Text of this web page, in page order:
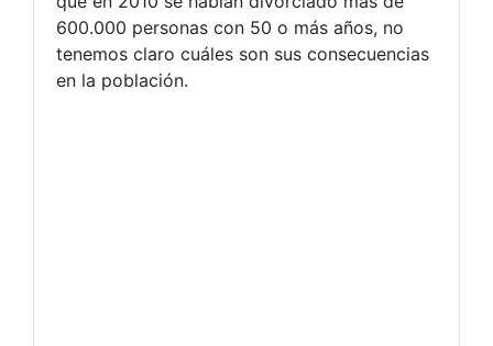
600.000 personas con 50 o más años, no
tenemos claro cuáles son sus consecuencias
en la población.